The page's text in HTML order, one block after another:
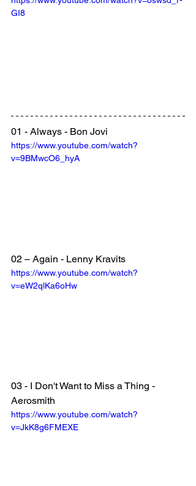
GI8
01 - Always - Bon Jovi
https://www.youtube.com/watch?
v=9BMwcO6_hyA
02 – Again - Lenny Kravits
https://www.youtube.com/watch?
v=eW2qlKa6oHw
03 - I Don't Want to Miss a Thing -
Aerosmith
https://www.youtube.com/watch?
v=JkK8g6FMEXE